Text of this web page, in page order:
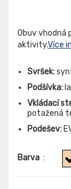
Obuv vhodná
aktivity.Více
Svršek:
Podšívka:
Vkládací
potažená
Podešev:
Barva :